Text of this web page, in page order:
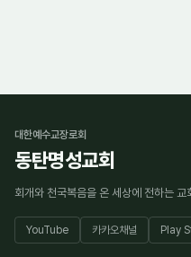
대한예수교장로회
동탄명성교회
회개와 천국복음을 온 세상에 전하는 교
YouTube 카카오채널 Play